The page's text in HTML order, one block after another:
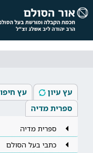
עץ עיון עץ
ספרית מדיה
ספרית מדיה
כתבי בעל הסולם